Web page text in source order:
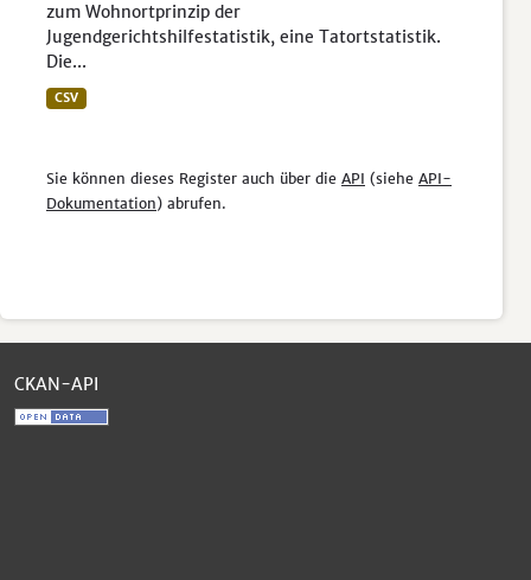
zum Wohnortprinzip der
Jugendgerichtshilfestatistik, eine Tatortstatistik.
Die...
CSV
Sie können dieses Register auch über die API (siehe API-
Dokumentation) abrufen.
CKAN-API